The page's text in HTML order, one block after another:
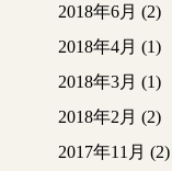
2018年6月 (2)
2018年4月 (1)
2018年3月 (1)
2018年2月 (2)
2017年11月 (2)